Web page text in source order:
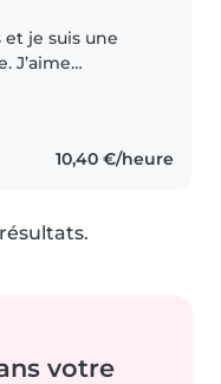
et je suis une
J’aime
10,40 €/heure
votre